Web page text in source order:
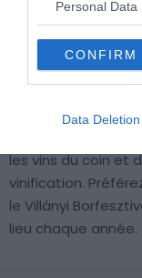
Personal
CONFIRM
Data Deletion
production de
précurseur dans
Hongrie.
Les caves alignées
les vins du coin et
vinification.
le Villányi
lieu chaque année.